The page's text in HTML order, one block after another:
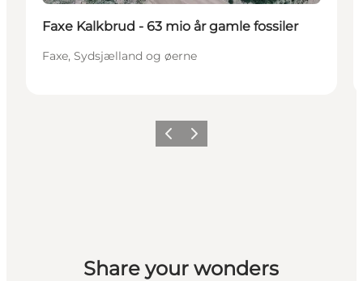
Faxe Kalkbrud - 63 mio år gamle fossiler
Faxe, Sydsjælland og øerne
ForrigeNæste
Share your wonders